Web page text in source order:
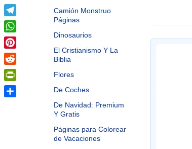
Camión Monstruo
Páginas
Dinosaurios
El Cristianismo Y La
Biblia
Flores
De Coches
De Navidad: Premium
Y Gratis
Páginas para Colorear
de Vacaciones
X
Telegram
WhatsApp
Pinterest
Reddit
PrintFriendly